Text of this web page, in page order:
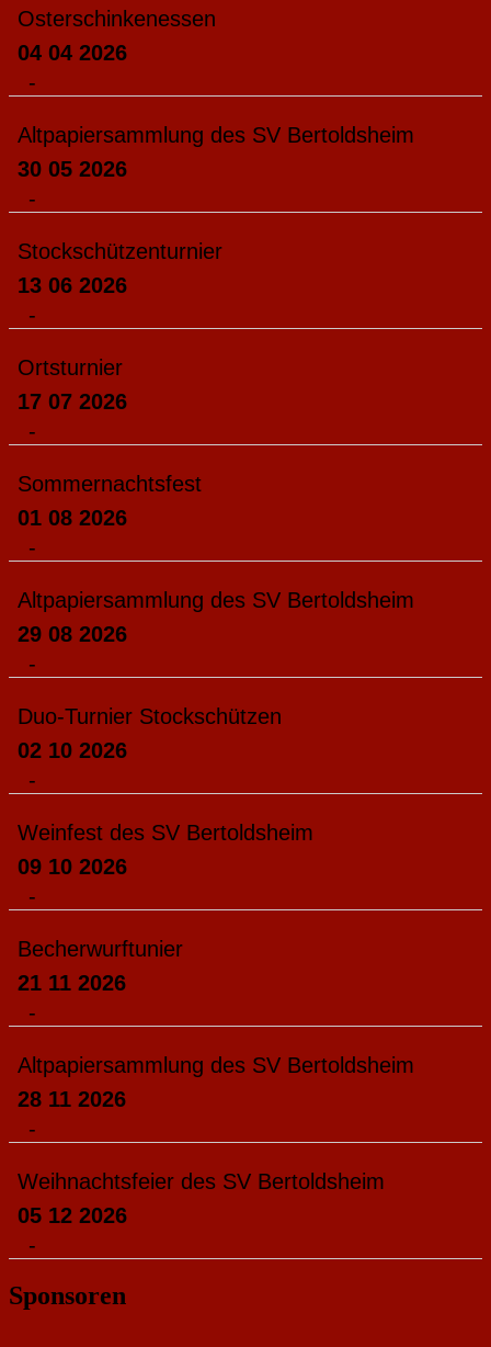
Osterschinkenessen
04 04 2026
-
Altpapiersammlung des SV Bertoldsheim
30 05 2026
-
Stockschützenturnier
13 06 2026
-
Ortsturnier
17 07 2026
-
Sommernachtsfest
01 08 2026
-
Altpapiersammlung des SV Bertoldsheim
29 08 2026
-
Duo-Turnier Stockschützen
02 10 2026
-
Weinfest des SV Bertoldsheim
09 10 2026
-
Becherwurftunier
21 11 2026
-
Altpapiersammlung des SV Bertoldsheim
28 11 2026
-
Weihnachtsfeier des SV Bertoldsheim
05 12 2026
-
Sponsoren